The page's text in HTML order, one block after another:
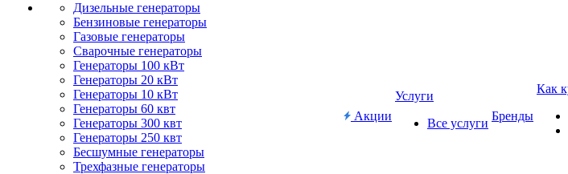
Дизельные генераторы
Бензиновые генераторы
Газовые генераторы
Сварочные генераторы
Генераторы 100 кВт
Генераторы 20 кВт
Генераторы 10 кВт
Генераторы 60 квт
Генераторы 300 квт
Генераторы 250 квт
Бесшумные генераторы
Трехфазные генераторы
Акции
Услуги
Все услуги
Бренды
Как